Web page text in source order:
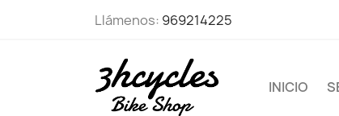
Llámenos: 969214225
INICIO